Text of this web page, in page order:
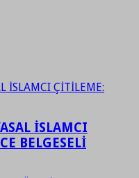
İSLAMCI
BELGESELİ